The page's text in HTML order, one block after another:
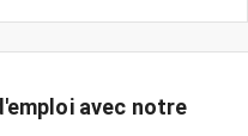
avec notre